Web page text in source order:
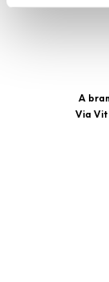
comunque
accedendo al
A
Via